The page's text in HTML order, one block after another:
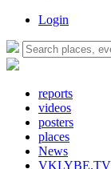
Login
reports
videos
posters
places
News
VKLYBE.TV